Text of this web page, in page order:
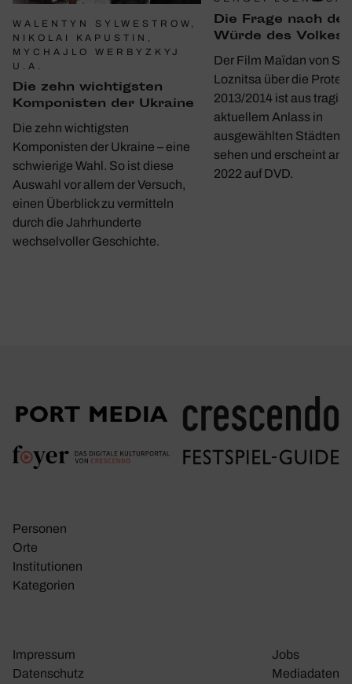
WALENTYN SYLWESTROW,
NIKOLAI KAPUSTIN,
MYCHAJLO WERBYZKYJ
U.A.
Die zehn wich­tigsten
Kompo­nisten der Ukraine
Die zehn wichtigsten
Komponisten der Ukraine – eine
schwierige Wahl. So ist diese
Auswahl vor allem der Versuch,
einen Überblick zu vermitteln
durch die Jahrhunderte
wechselvoller Geschichte.
Die Frage nach der
Würde des Volkes
Der Film Maïdan von
Loznitsa über die
2013/2014 ist aus
aktuellem Anlass in
ausgewählten Städten
sehen und erscheint am
2022 auf DVD.
Personen
Orte
Insti­tu­tionen
Kate­go­rien
Impressum
Daten­schutz
Jobs
Media­daten